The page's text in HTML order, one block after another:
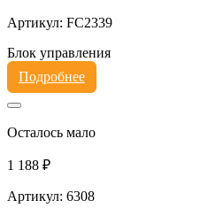
Артикул: FC2339
Блок управления
Подробнее
Осталось мало
1 188 ₽
Артикул: 6308